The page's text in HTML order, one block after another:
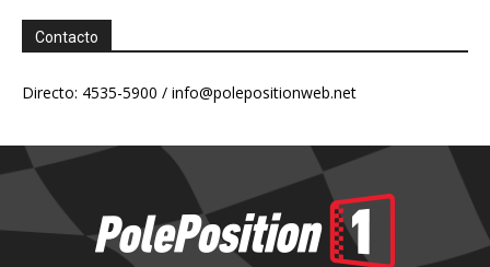
Contacto
Directo: 4535-5900 / info@polepositionweb.net